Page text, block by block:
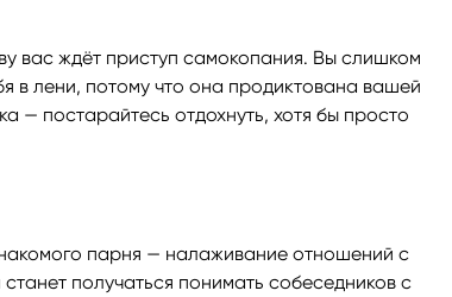
вас ждёт приступ самокопания. Вы слишком
в лени, потому что она продиктована вашей
— постарайтесь отдохнуть, хотя бы просто
парня — налаживание отношений с
получаться понимать собеседников с